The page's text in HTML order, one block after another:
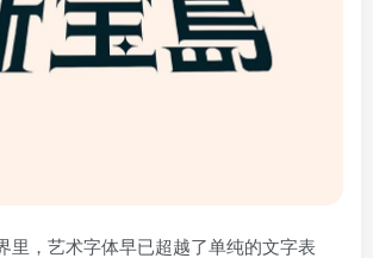
里，艺术字体早已超越了单纯的文字表